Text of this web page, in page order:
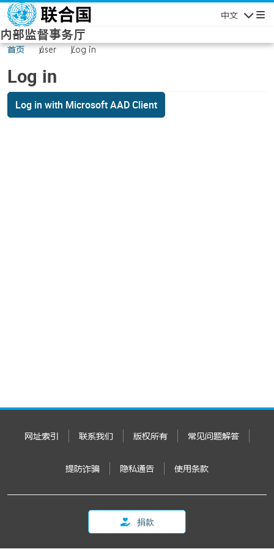
Skip to main content
中文
内部监督事务厅
首页 user Log in
Log in
Log in with Microsoft AAD Client
网址索引 联系我们 版权所有 常见问题解答
提防诈骗 隐私通告 使用条款
捐款